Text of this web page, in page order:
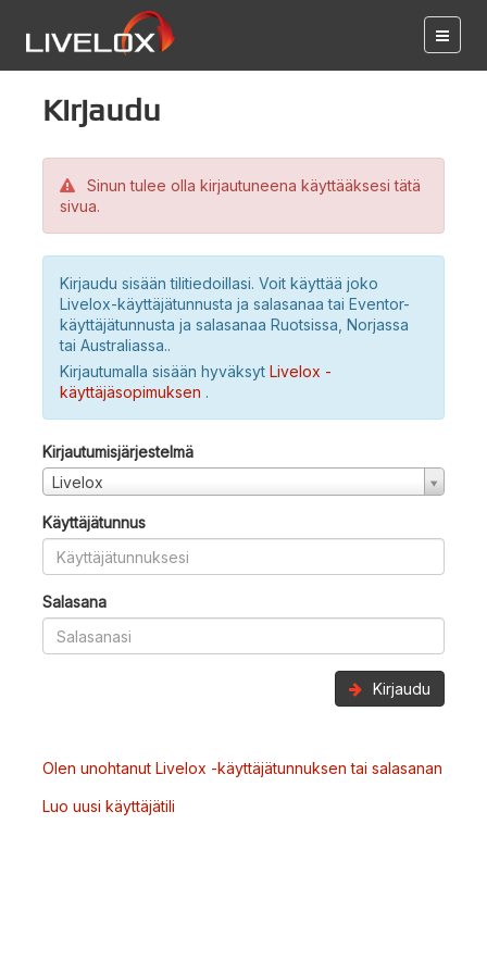
Kirjaudu
Sinun tulee olla kirjautuneena käyttääksesi tätä
sivua.
Kirjaudu sisään tilitiedoillasi. Voit käyttää joko
Livelox-käyttäjätunnusta ja salasanaa tai Eventor-
käyttäjätunnusta ja salasanaa Ruotsissa, Norjassa
tai Australiassa..
Kirjautumalla sisään hyväksyt Livelox -
käyttäjäsopimuksen .
Kirjautumisjärjestelmä
Livelox
Käyttäjätunnus
Salasana
Kirjaudu
Olen unohtanut Livelox -käyttäjätunnuksen tai salasanan
Luo uusi käyttäjätili